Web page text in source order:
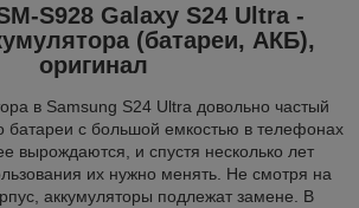
S928 Galaxy S24 Ultra -
(батареи, АКБ),
оригинал
в Samsung S24 Ultra довольно частый
батареи с большой емкостью в телефонах
вырождаются, и спустя несколько лет
их нужно менять. Не смотря на
аккумуляторы подлежат замене. В